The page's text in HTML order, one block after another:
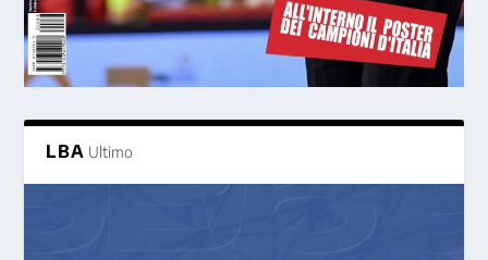
LBA Ultimo